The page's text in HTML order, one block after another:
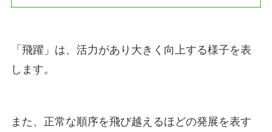
「飛躍」は、活力があり大きく向上する様子を表
します。
また、正常な順序を飛び越えるほどの発展を表す